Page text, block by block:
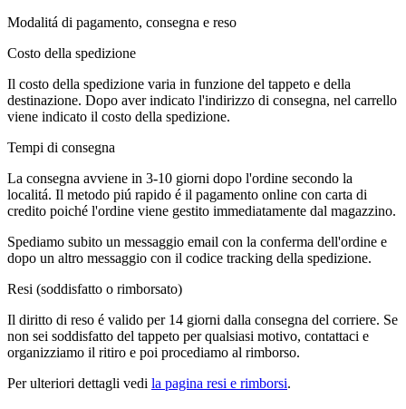
Modalitá di pagamento, consegna e reso
Costo della spedizione
Il costo della spedizione varia in funzione del tappeto e della
destinazione. Dopo aver indicato l'indirizzo di consegna, nel carrello
viene indicato il costo della spedizione.
Tempi di consegna
La consegna avviene in 3-10 giorni dopo l'ordine secondo la
localitá. Il metodo piú rapido é il pagamento online con carta di
credito poiché l'ordine viene gestito immediatamente dal magazzino.
Spediamo subito un messaggio email con la conferma dell'ordine e
dopo un altro messaggio con il codice tracking della spedizione.
Resi (soddisfatto o rimborsato)
Il diritto di reso é valido per 14 giorni dalla consegna del corriere. Se
non sei soddisfatto del tappeto per qualsiasi motivo, contattaci e
organizziamo il ritiro e poi procediamo al rimborso.
Per ulteriori dettagli vedi la pagina resi e rimborsi.